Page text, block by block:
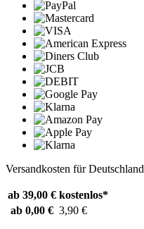
Versandkosten für Deutschland
ab 39,00 € kostenlos*
ab 0,00 € 3,90 €